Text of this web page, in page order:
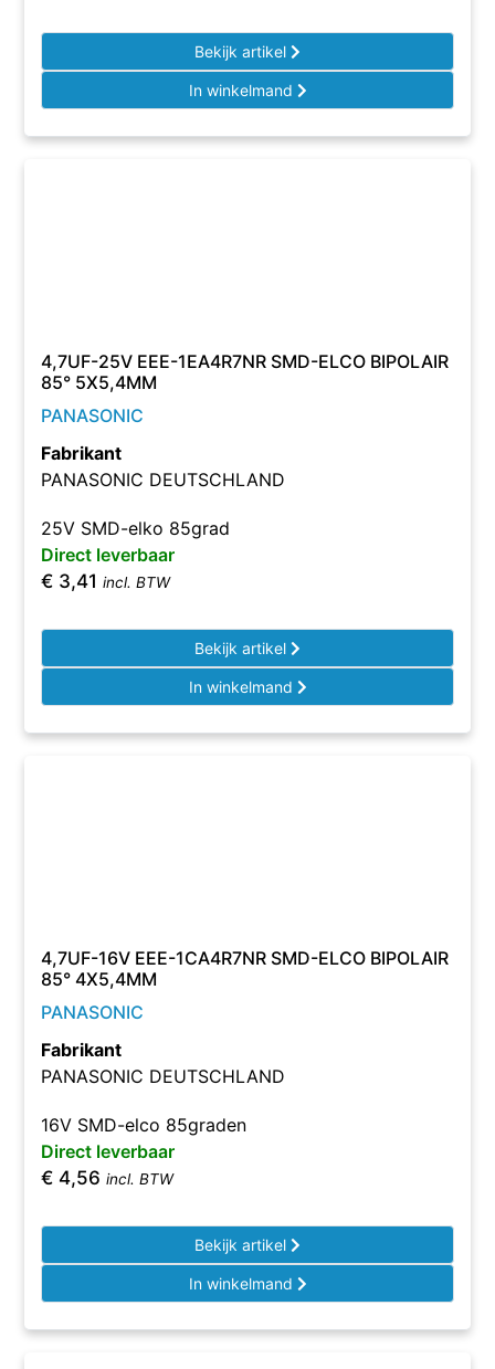
Bekijk artikel
In winkelmand
4,7UF-25V EEE-1EA4R7NR SMD-ELCO BIPOLAIR
85° 5X5,4MM
PANASONIC
Fabrikant
PANASONIC DEUTSCHLAND
25V SMD-elko 85grad
Direct leverbaar
€ 3,41 incl. BTW
Bekijk artikel
In winkelmand
4,7UF-16V EEE-1CA4R7NR SMD-ELCO BIPOLAIR
85° 4X5,4MM
PANASONIC
Fabrikant
PANASONIC DEUTSCHLAND
16V SMD-elco 85graden
Direct leverbaar
€ 4,56 incl. BTW
Bekijk artikel
In winkelmand